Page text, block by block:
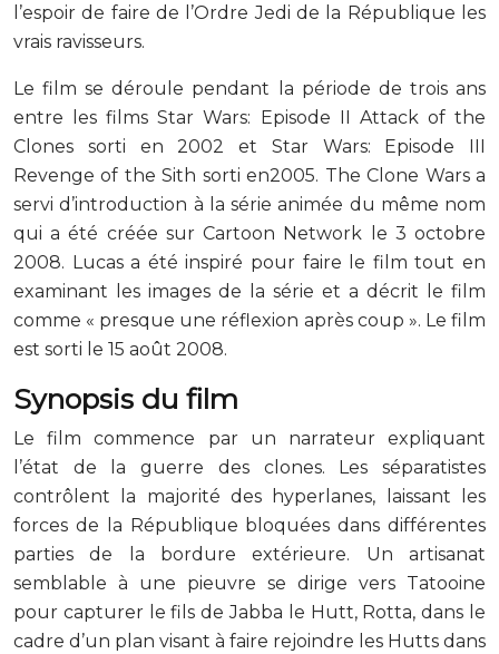
l’espoir de faire de l’Ordre Jedi de la République les
vrais ravisseurs.
Le film se déroule pendant la période de trois ans
entre les films Star Wars: Episode II Attack of the
Clones sorti en 2002 et Star Wars: Episode III
Revenge of the Sith sorti en2005. The Clone Wars a
servi d’introduction à la série animée du même nom
qui a été créée sur Cartoon Network le 3 octobre
2008. Lucas a été inspiré pour faire le film tout en
examinant les images de la série et a décrit le film
comme « presque une réflexion après coup ». Le film
est sorti le 15 août 2008.
Synopsis du film
Le film commence par un narrateur expliquant
l’état de la guerre des clones. Les séparatistes
contrôlent la majorité des hyperlanes, laissant les
forces de la République bloquées dans différentes
parties de la bordure extérieure. Un artisanat
semblable à une pieuvre se dirige vers Tatooine
pour capturer le fils de Jabba le Hutt, Rotta, dans le
cadre d’un plan visant à faire rejoindre les Hutts dans